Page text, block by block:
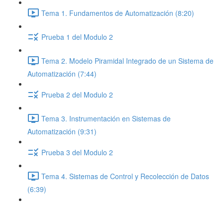
Tema 1. Fundamentos de Automatización (8:20)
Prueba 1 del Modulo 2
Tema 2. Modelo Piramidal Integrado de un Sistema de
Automatización (7:44)
Prueba 2 del Modulo 2
Tema 3. Instrumentación en Sistemas de
Automatización (9:31)
Prueba 3 del Modulo 2
Tema 4. Sistemas de Control y Recolección de Datos
(6:39)